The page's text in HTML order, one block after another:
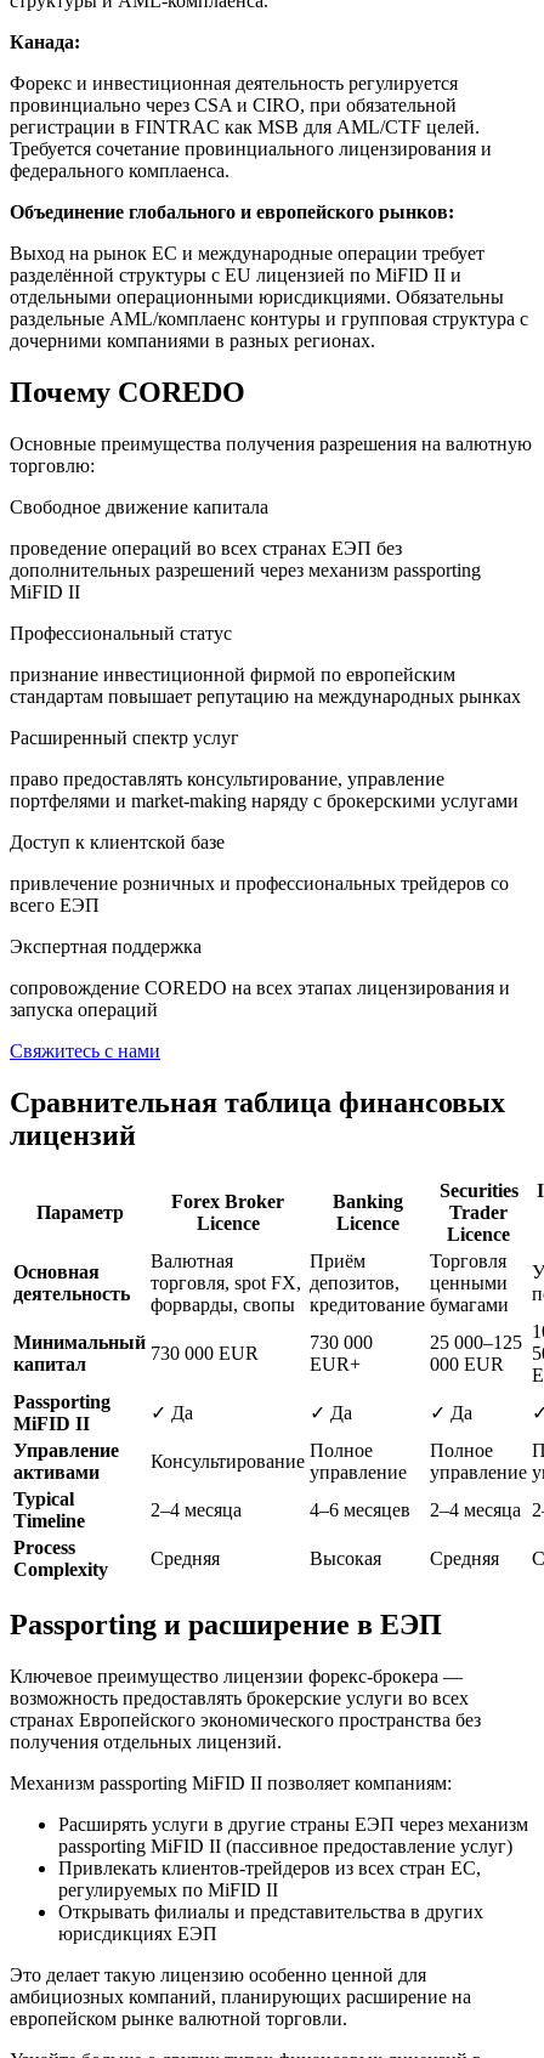
Канада:
Форекс и инвестиционная деятельность регулируется
провинциально через CSA и CIRO, при обязательной
регистрации в FINTRAC как MSB для AML/CTF целей.
Требуется сочетание провинциального лицензирования и
федерального комплаенса.
Объединение глобального и европейского рынков:
Выход на рынок ЕС и международные операции требует
разделённой структуры с EU лицензией по MiFID II и
отдельными операционными юрисдикциями. Обязательны
раздельные AML/комплаенс контуры и групповая структура с
дочерними компаниями в разных регионах.
Почему COREDO
Основные преимущества получения разрешения на валютную
торговлю:
Свободное движение капитала
проведение операций во всех странах ЕЭП без
дополнительных разрешений через механизм passporting
MiFID II
Профессиональный статус
признание инвестиционной фирмой по европейским
стандартам повышает репутацию на международных рынках
Расширенный спектр услуг
право предоставлять консультирование, управление
портфелями и market-making наряду с брокерскими услугами
Доступ к клиентской базе
привлечение розничных и профессиональных трейдеров со
всего ЕЭП
Экспертная поддержка
сопровождение COREDO на всех этапах лицензирования и
запуска операций
Свяжитесь с нами
Сравнительная таблица финансовых
лицензий
Параметр
Forex Broker
Licence
Banking
Licence
Securities
Trader
Licence
Основная
деятельность
Валютная
торговля, spot FX,
форварды, свопы
Приём
депозитов,
кредитование
Торговля
ценными
бумагами
Минимальный
капитал
730 000 EUR
730 000
EUR+
25 000–125
000 EUR
Passporting
MiFID II
✓ Да ✓ Да ✓ Да
Управление
активами
Консультирование
Полное
управление
Полное
управление
Typical
Timeline
2–4 месяца 4–6 месяцев 2–4 месяца
Process
Complexity
Средняя Высокая Средняя
Passporting и расширение в ЕЭП
Ключевое преимущество лицензии форекс-брокера —
возможность предоставлять брокерские услуги во всех
странах Европейского экономического пространства без
получения отдельных лицензий.
Механизм passporting MiFID II позволяет компаниям:
Расширять услуги в другие страны ЕЭП через механизм
passporting MiFID II (пассивное предоставление услуг)
Привлекать клиентов-трейдеров из всех стран ЕС,
регулируемых по MiFID II
Открывать филиалы и представительства в других
юрисдикциях ЕЭП
Это делает такую лицензию особенно ценной для
амбициозных компаний, планирующих расширение на
европейском рынке валютной торговли.